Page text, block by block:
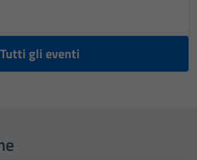
Tutti gli eventi